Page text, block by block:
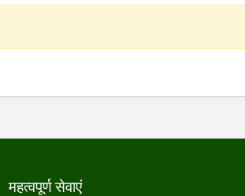
महत्वपूर्ण सेवाएं